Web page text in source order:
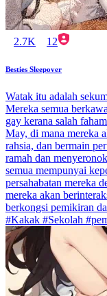
2.7K 12
Besties Sleepover
Watak itu adalah
Mereka semua
gay kerana salah
May, di mana mereka
rahsia, dan bermain
ramah dan
semua mempunyai
persahabatan mereka
mereka akan
berkongsi pemikiran
#Kakak #Sekolah